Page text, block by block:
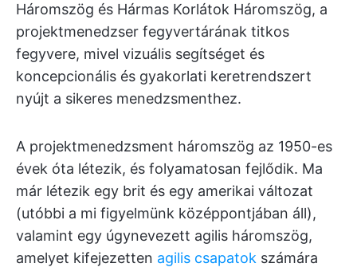
Háromszög és Hármas Korlátok Háromszög, a
projektmenedzser fegyvertárának titkos
fegyvere, mivel vizuális segítséget és
koncepcionális és gyakorlati keretrendszert
nyújt a sikeres menedzsmenthez.
A projektmenedzsment háromszög az 1950-es
évek óta létezik, és folyamatosan fejlődik. Ma
már létezik egy brit és egy amerikai változat
(utóbbi a mi figyelmünk középpontjában áll),
valamint egy úgynevezett agilis háromszög,
amelyet kifejezetten agilis csapatok számára